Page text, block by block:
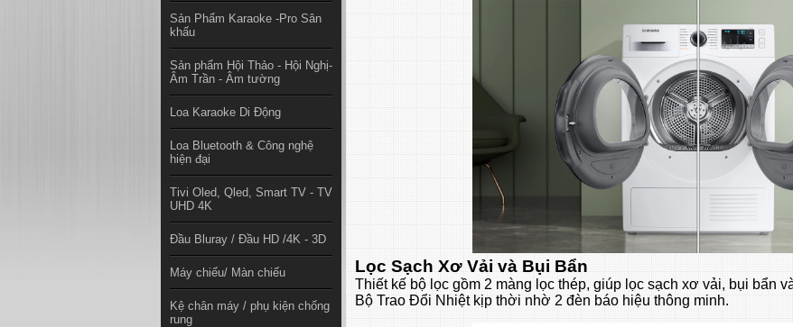
Sản Phẩm Karaoke -Pro Sân
khấu
Sản phẩm Hội Thảo - Hội Nghị-
Âm Trần - Âm tường
Loa Karaoke Di Động
Loa Bluetooth & Công nghệ
hiện đại
Tivi Oled, Qled, Smart TV - TV
UHD 4K
Đầu Bluray / Đầu HD /4K - 3D
Máy chiếu/ Màn chiếu
Kệ chân máy / phụ kiện chống
rung
Lọc Sạch Xơ Vải và Bụi Bẩn
Thiết kế bộ lọc gồm 2 màng lọc thép, giúp lọc sạch xơ vải, bụi bẩn
Bộ Trao Đổi Nhiệt kịp thời nhờ 2 đèn báo hiệu thông minh.